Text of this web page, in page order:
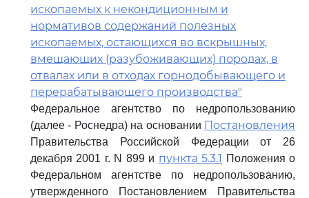
ископаемых к некондиционным и
нормативов содержаний полезных
ископаемых, остающихся во вскрышных,
вмещающих (разубоживающих) породах, в
отвалах или в отходах горнодобывающего и
перерабатывающего производства"
Федеральное агентство по недропользованию
(далее - Роснедра) на основании Постановления
Правительства Российской Федерации от 26
декабря 2001 г. N 899 и пункта 5.3.1 Положения о
Федеральном агентстве по недропользованию,
утвержденного Постановлением Правительства